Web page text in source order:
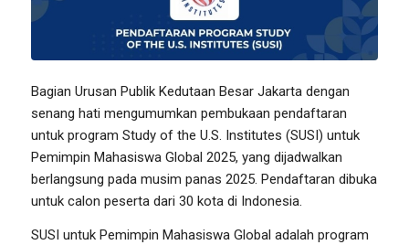
Bagian Urusan Publik Kedutaan Besar Jakarta dengan
senang hati mengumumkan pembukaan pendaftaran
untuk program Study of the U.S. Institutes (SUSI) untuk
Pemimpin Mahasiswa Global 2025, yang dijadwalkan
berlangsung pada musim panas 2025. Pendaftaran dibuka
untuk calon peserta dari 30 kota di Indonesia.
SUSI untuk Pemimpin Mahasiswa Global adalah program